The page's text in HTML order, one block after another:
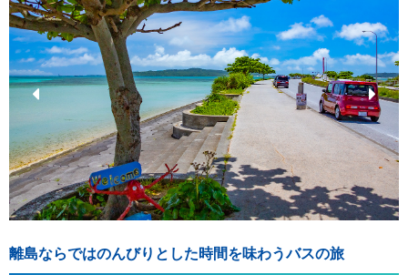
離島ならではのんびりとした時間を味わうバスの旅